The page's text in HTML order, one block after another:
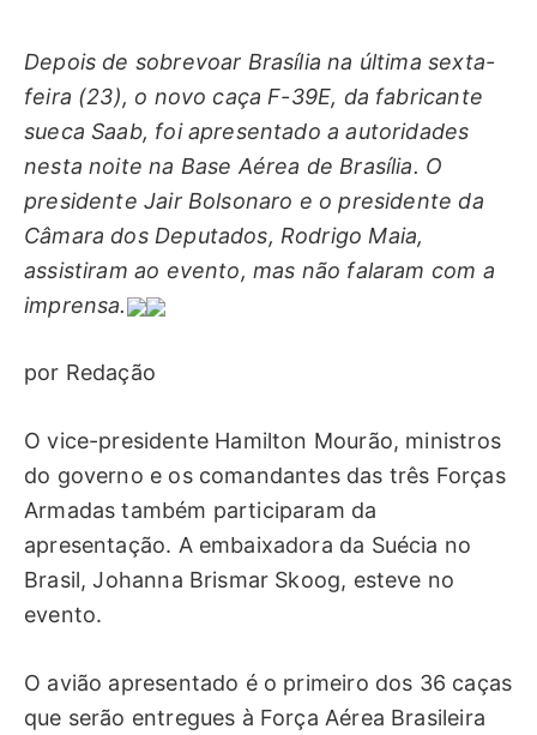
Depois de sobrevoar Brasília na última sexta-
feira (23), o novo caça F-39E, da fabricante
sueca Saab, foi apresentado a autoridades
nesta noite na Base Aérea de Brasília. O
presidente Jair Bolsonaro e o presidente da
Câmara dos Deputados, Rodrigo Maia,
assistiram ao evento, mas não falaram com a
imprensa.
por Redação
O vice-presidente Hamilton Mourão, ministros
do governo e os comandantes das três Forças
Armadas também participaram da
apresentação. A embaixadora da Suécia no
Brasil, Johanna Brismar Skoog, esteve no
evento.
O avião apresentado é o primeiro dos 36 caças
que serão entregues à Força Aérea Brasileira